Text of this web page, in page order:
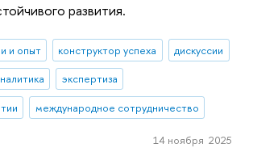
развития.
и опыт конструктор успеха
дискуссии
экспертиза
международное сотрудничество
14 ноября 2025